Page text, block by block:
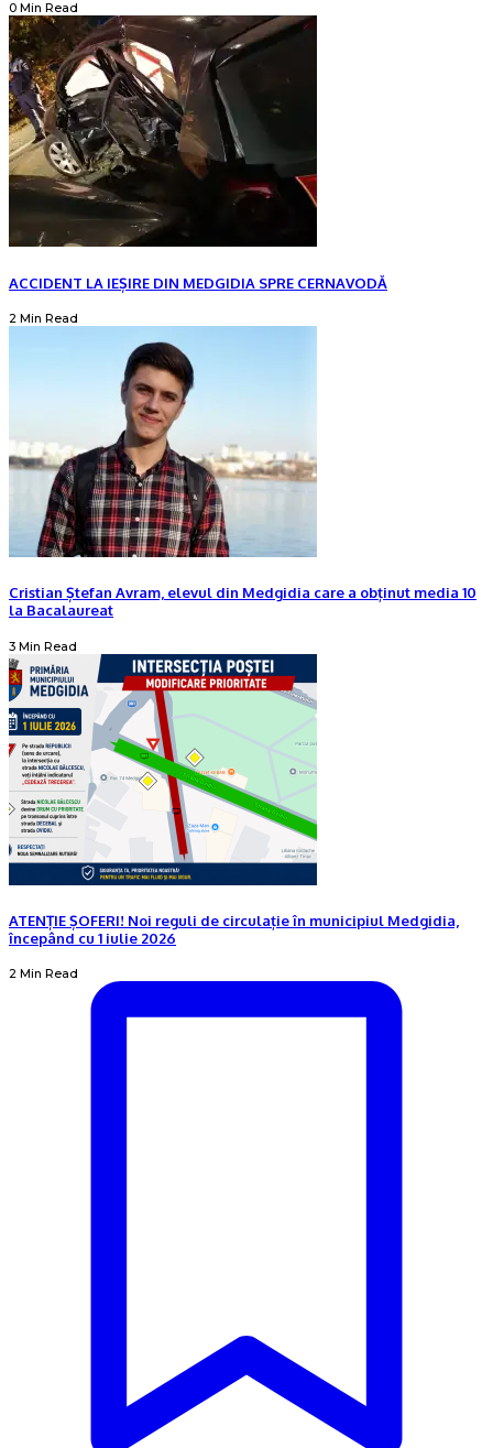
0 Min Read
ACCIDENT LA IEȘIRE DIN MEDGIDIA SPRE CERNAVODĂ
2 Min Read
Cristian Ștefan Avram, elevul din Medgidia care a obținut media 10
la Bacalaureat
3 Min Read
ATENȚIE ȘOFERI! Noi reguli de circulație în municipiul Medgidia,
începând cu 1 iulie 2026
2 Min Read